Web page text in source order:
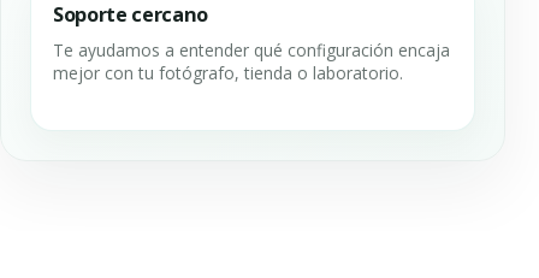
Soporte cercano
Te ayudamos a entender qué configuración encaja
mejor con tu fotógrafo, tienda o laboratorio.